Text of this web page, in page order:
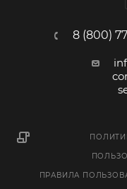
8 (800)
ПРАВИЛА